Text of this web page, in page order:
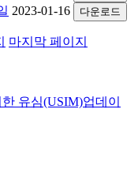
2023-01-16 다운로드
마지막 페이지
유심(USIM)업데이